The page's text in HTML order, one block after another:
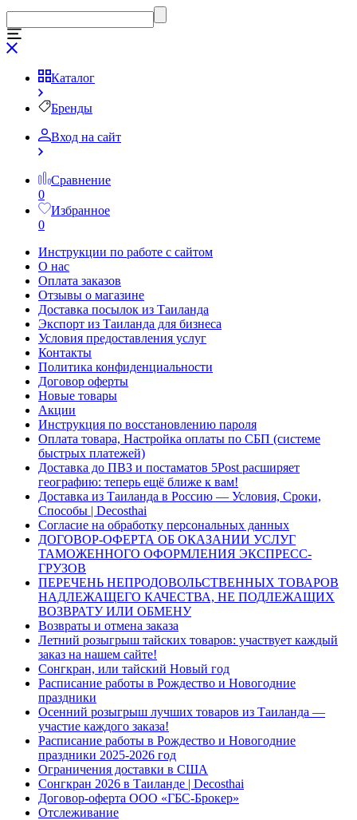
Каталог
Бренды
Вход на сайт
Сравнение
0
Избранное
0
Инструкции по работе с сайтом
О нас
Оплата заказов
Отзывы о магазине
Доставка посылок из Таиланда
Экспорт из Таиланда для бизнеса
Условия предоставления услуг
Контакты
Политика конфиденциальности
Договор оферты
Новые товары
Акции
Инструкция по восстановлению пароля
Оплата товара, Настройка оплаты по СБП (системе
быстрых платежей)
Доставка до ПВЗ и постаматов 5Post расширяет
географию: теперь ещё ближе к вам!
Доставка из Таиланда в Россию — Условия, Сроки,
Способы | Decosthai
Согласие на обработку персональных данных
ДОГОВОР-ОФЕРТА ОБ ОКАЗАНИИ УСЛУГ
ТАМОЖЕННОГО ОФОРМЛЕНИЯ ЭКСПРЕСС-
ГРУЗОВ
ПЕРЕЧЕНЬ НЕПРОДОВОЛЬСТВЕННЫХ ТОВАРОВ
НАДЛЕЖАЩЕГО КАЧЕСТВА, НЕ ПОДЛЕЖАЩИХ
ВОЗВРАТУ ИЛИ ОБМЕНУ
Возвраты и отмена заказа
Летний розыгрыш тайских товаров: участвует каждый
заказ на нашем сайте!
Сонгкран, или тайский Новый год
Расписание работы в Рождество и Новогодние
праздники
Осенний розыгрыш лучших товаров из Таиланда —
участие каждого заказа!
Расписание работы в Рождество и Новогодние
праздники 2025-2026 год
Ограничения доставки в США
Сонгкран 2026 в Таиланде | Decosthai
Договор-оферта ООО «ГБС-Брокер»
Отслеживание